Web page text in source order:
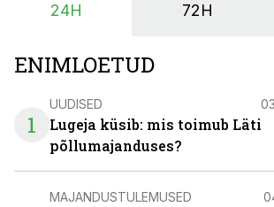
24H 72H
ENIMLOETUD
1
UUDISED
Lugeja küsib: mis toimub Läti
põllumajanduses?
MAJANDUSTULEMUSED